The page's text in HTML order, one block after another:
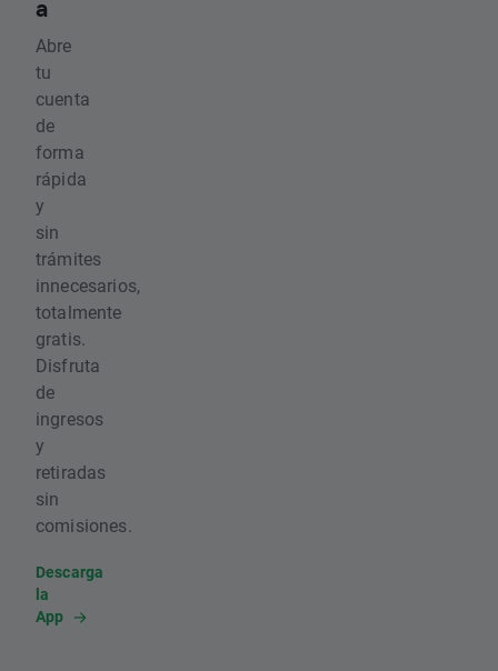
a
Abre
tu
cuenta
de
forma
rápida
y
sin
trámites
innecesarios,
totalmente
gratis.
Disfruta
de
ingresos
y
retiradas
sin
comisiones.
Descarga
la
App